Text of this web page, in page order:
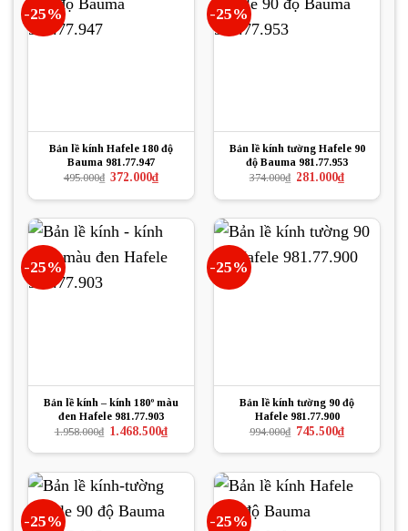
-25%
Bản lề kính Hafele 180 độ
Bauma 981.77.947
495.000₫ Giá
là:
372.000₫Giá
hiện
tại
372.000₫.
-25%
Bản lề kính tường Hafele 90
độ Bauma 981.77.953
374.000₫ Giá
là:
281.000₫Giá
hiện
tại
281.000₫.
-25%
Bản lề kính – kính 180º màu
đen Hafele 981.77.903
1.958.000₫ Giá
là:
1.468.500₫Giá
hiện
tại
1.468.500₫.
-25%
Bản lề kính tường 90 độ
Hafele 981.77.900
994.000₫ Giá
là:
745.500₫Giá
hiện
tại
745.500₫.
-25% -25%